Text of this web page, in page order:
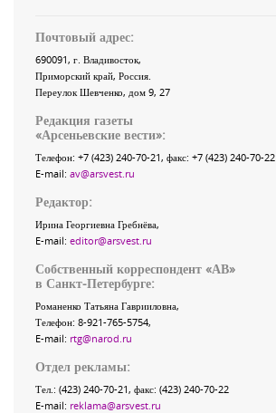
Почтовый адрес:
690091, г. Владивосток,
Приморский край, Россия.
Переулок Шевченко, дом 9, 27
Редакция газеты
«Арсеньевские вести»:
Телефон: +7 (423) 240-70-21, факс: +7 (423) 240-70-22
E-mail: av@arsvest.ru
Редактор:
Ирина Георгиевна Гребнёва,
E-mail: editor@arsvest.ru
Собственный корреспондент «АВ»
в Санкт-Петербурге:
Романенко Татьяна Гаврииловна,
Телефон: 8-921-765-5754,
E-mail: rtg@narod.ru
Отдел рекламы:
Тел.: (423) 240-70-21, факс: (423) 240-70-22
E-mail: reklama@arsvest.ru